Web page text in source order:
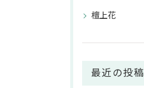
檀上花
最近の投稿